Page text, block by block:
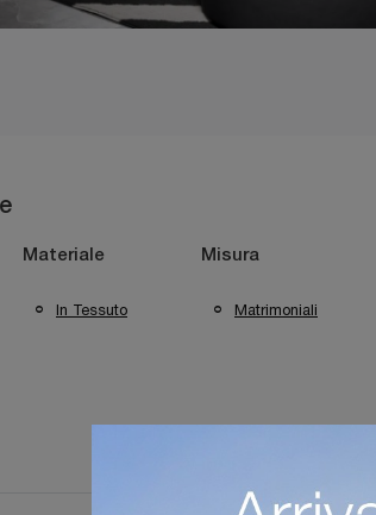
Materiale
In Tessuto
Misura
Matrimoniali